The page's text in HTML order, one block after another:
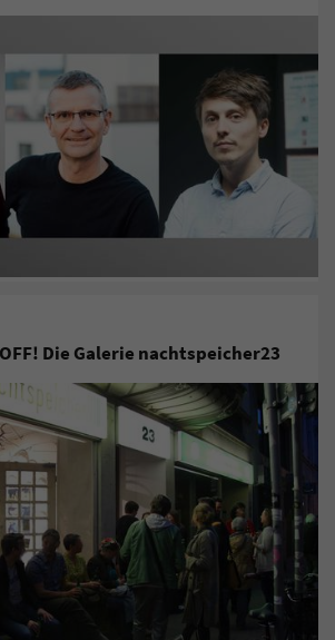
Die Galerie nachtspeicher23